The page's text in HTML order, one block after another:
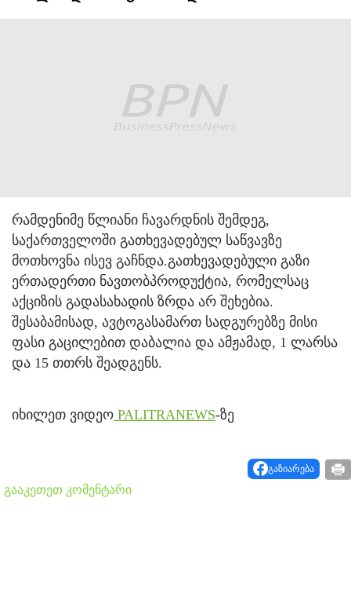
რამდენიმე წლიანი ჩავარდნის შემდეგ,
საქართველოში გათხევადებულ საწვავზე
მოთხოვნა ისევ გაჩნდა.გათხევადებული გაზი
ერთადერთი ნავთობპროდუქტია, რომელსაც
აქციზის გადასახადის ზრდა არ შეხებია.
შესაბამისად, ავტოგასამართ სადგურებზე მისი
ფასი გაცილებით დაბალია და ამჟამად, 1 ლარსა
და 15 თთრს შეადგენს.
იხილეთ ვიდეო PALITRANEWS-ზე
გაზიარება
გააკეთეთ კომენტარი